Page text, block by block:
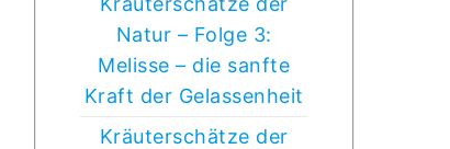
Natur – Folge 3:
Melisse – die sanfte
Kraft der Gelassenheit
Kräuterschätze der